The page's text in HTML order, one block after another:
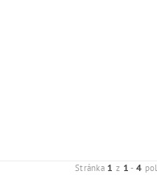
Stránka 1 z 1 -4